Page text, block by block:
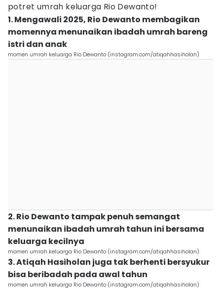
potret umrah keluarga Rio Dewanto!
1. Mengawali 2025, Rio Dewanto membagikan
momennya menunaikan ibadah umrah bareng
istri dan anak
momen umrah keluarga Rio Dewanto (instagram.com/atiqahhasiholan)
2. Rio Dewanto tampak penuh semangat
menunaikan ibadah umrah tahun ini bersama
keluarga kecilnya
momen umrah keluarga Rio Dewanto (instagram.com/atiqahhasiholan)
3. Atiqah Hasiholan juga tak berhenti bersyukur
bisa beribadah pada awal tahun
momen umrah keluarga Rio Dewanto (instagram.com/atiqahhasiholan)